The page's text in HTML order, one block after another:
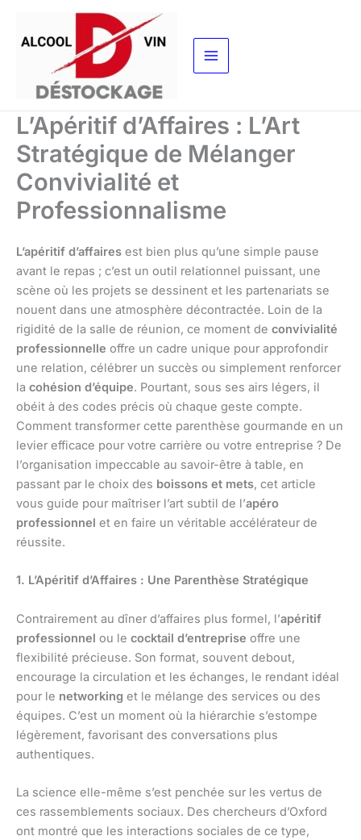
contenu
L’Apéritif d’Affaires : L’Art
Stratégique de Mélanger
Convivialité et
Professionnalisme
L’apéritif d’affaires est bien plus qu’une simple pause
avant le repas ; c’est un outil relationnel puissant, une
scène où les projets se dessinent et les partenariats se
nouent dans une atmosphère décontractée. Loin de la
rigidité de la salle de réunion, ce moment de convivialité
professionnelle offre un cadre unique pour approfondir
une relation, célébrer un succès ou simplement renforcer
la cohésion d’équipe. Pourtant, sous ses airs légers, il
obéit à des codes précis où chaque geste compte.
Comment transformer cette parenthèse gourmande en un
levier efficace pour votre carrière ou votre entreprise ? De
l’organisation impeccable au savoir-être à table, en
passant par le choix des boissons et mets, cet article
vous guide pour maîtriser l’art subtil de l’apéro
professionnel et en faire un véritable accélérateur de
réussite.
1. L’Apéritif d’Affaires : Une Parenthèse Stratégique
Contrairement au dîner d’affaires plus formel, l’apéritif
professionnel ou le cocktail d’entreprise offre une
flexibilité précieuse. Son format, souvent debout,
encourage la circulation et les échanges, le rendant idéal
pour le networking et le mélange des services ou des
équipes. C’est un moment où la hiérarchie s’estompe
légèrement, favorisant des conversations plus
authentiques.
La science elle-même s’est penchée sur les vertus de
ces rassemblements sociaux. Des chercheurs d’Oxford
ont montré que les interactions sociales de ce type,